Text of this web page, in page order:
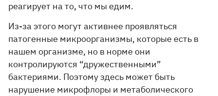
реагирует на то, что мы едим.
Из-за этого могут активнее проявляться
патогенные микроорганизмы, которые есть в
нашем организме, но в норме они
контролируются “дружественными”
бактериями. Поэтому здесь может быть
нарушение микрофлоры и метаболического